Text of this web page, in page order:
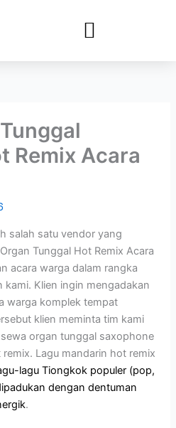
Remix Acara
salah satu vendor yang
Tunggal Hot Remix Acara
acara warga dalam rangka
kami. Klien ingin mengadakan
warga komplek tempat
klien meminta tim kami
organ tunggal saxophone
Lagu mandarin hot remix
lagu Tiongkok populer (pop,
dengan dentuman
.